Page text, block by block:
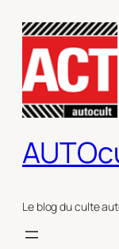
contenu
Le blog du culte